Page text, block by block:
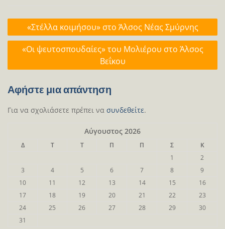
Πλοήγηση
άρθρων
«Στέλλα κοιμήσου» στο Άλσος Νέας Σμύρνης
«Οι ψευτοσπουδαίες» του Μολιέρου στο Άλσος
Βεΐκου
Αφήστε μια απάντηση
Για να σχολιάσετε πρέπει να συνδεθείτε.
Αύγουστος 2026
Δ Τ Τ Π Π Σ
Κ
1
2
3
4 5 6 7 8
9
10
11 12 13 14 15
16
17
18 19 20 21 22
23
24
25 26 27 28 29
30
31